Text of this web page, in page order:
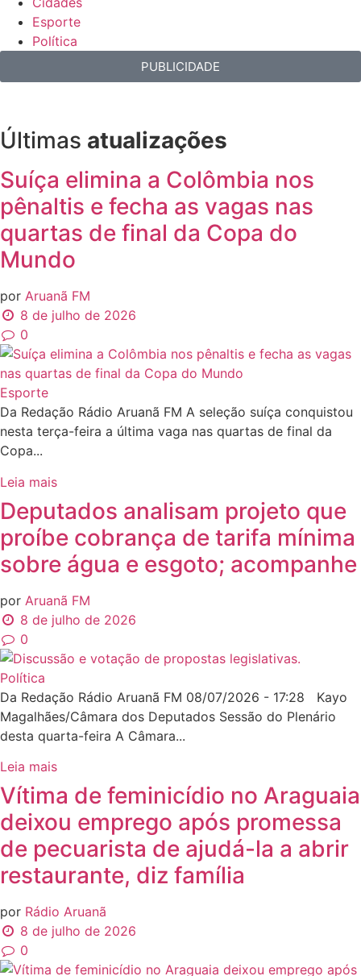
Esporte
Política
PUBLICIDADE
Últimas atualizações
Suíça elimina a Colômbia nos
pênaltis e fecha as vagas nas
quartas de final da Copa do
Mundo
por Aruanã FM
8 de julho de 2026
0
Esporte
Da Redação Rádio Aruanã FM A seleção suíça conquistou
nesta terça-feira a última vaga nas quartas de final da
Copa...
Leia mais
Deputados analisam projeto que
proíbe cobrança de tarifa mínima
sobre água e esgoto; acompanhe
por Aruanã FM
8 de julho de 2026
0
Política
Da Redação Rádio Aruanã FM 08/07/2026 - 17:28 Kayo
Magalhães/Câmara dos Deputados Sessão do Plenário
desta quarta-feira A Câmara...
Leia mais
Vítima de feminicídio no Araguaia
deixou emprego após promessa
de pecuarista de ajudá-la a abrir
restaurante, diz família
por Rádio Aruanã
8 de julho de 2026
0